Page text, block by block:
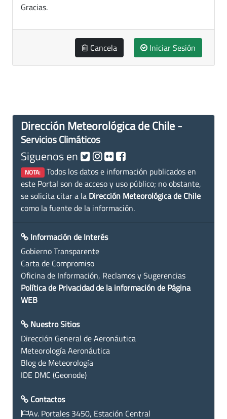
Gracias.
Cancela Iniciar Sesión
Dirección Meteorológica de Chile -
Servicios Climáticos
Siguenos en
NOTA: Todos los datos e información publicados en
este Portal son de acceso y uso público; no obstante,
se solicita citar a la Dirección Meteorológica de Chile
como la fuente de la información.
Información de Interés
Gobierno Transparente
Carta de Compromiso
Oficina de Información, Reclamos y Sugerencias
Política de Privacidad de la información de Página
WEB
Nuestro Sitios
Dirección General de Aeronáutica
Meteorología Aeronáutica
Blog de Meteorología
IDE DMC (Geonode)
Contactos
Av. Portales 3450, Estación Central